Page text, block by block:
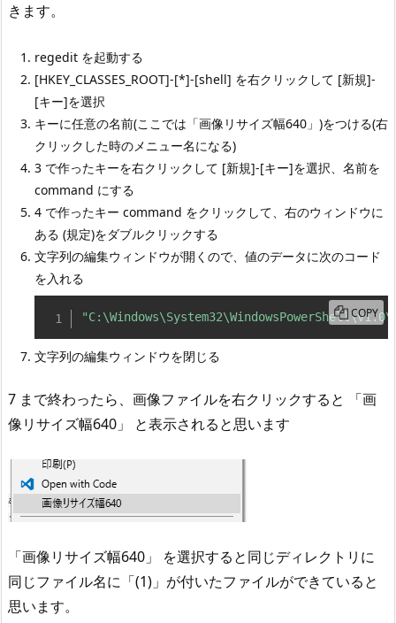
きます。
regedit を起動する
[HKEY_CLASSES_ROOT]-[*]-[shell] を右クリックして [新規]-
[キー]を選択
キーに任意の名前(ここでは「画像リサイズ幅640」)をつける(右
クリックした時のメニュー名になる)
3 で作ったキーを右クリックして [新規]-[キー]を選択、名前を
command にする
4 で作ったキー command をクリックして、右のウィンドウに
ある (規定)をダブルクリックする
文字列の編集ウィンドウが開くので、値のデータに次のコード
を入れる
COPY
文字列の編集ウィンドウを閉じる
7 まで終わったら、画像ファイルを右クリックすると 「画
像リサイズ幅640」 と表示されると思います
「画像リサイズ幅640」 を選択すると同じディレクトリに
同じファイル名に「(1)」が付いたファイルができていると
思います。